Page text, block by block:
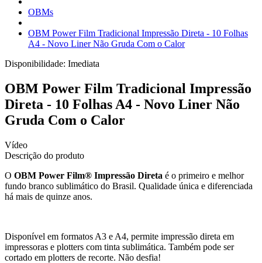
OBMs
OBM Power Film Tradicional Impressão Direta - 10 Folhas
A4 - Novo Liner Não Gruda Com o Calor
Disponibilidade: Imediata
OBM Power Film Tradicional Impressão
Direta - 10 Folhas A4 - Novo Liner Não
Gruda Com o Calor
Vídeo
Descrição do produto
O OBM Power Film® Impressão Direta é o primeiro e melhor
fundo branco sublimático do Brasil. Qualidade única e diferenciada
há mais de quinze anos.
Disponível em formatos A3 e A4, permite impressão direta em
impressoras e plotters com tinta sublimática. Também pode ser
cortado em plotters de recorte. Não desfia!